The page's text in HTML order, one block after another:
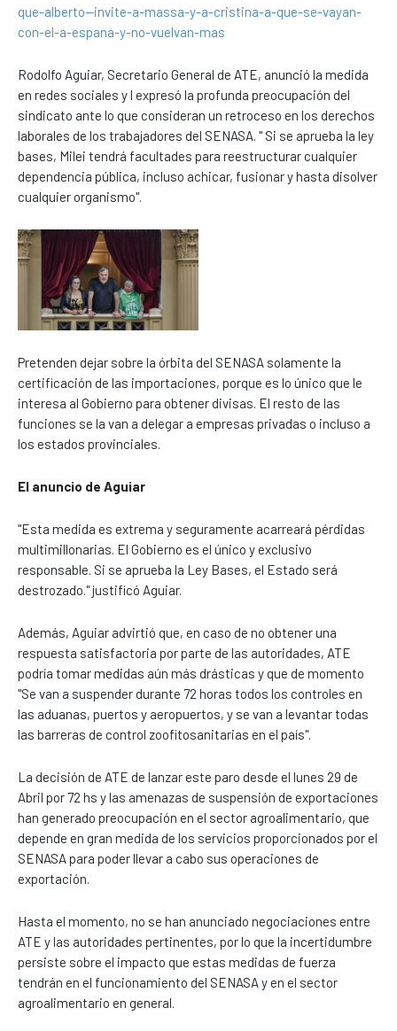
que-alberto--invite-a-massa-y-a-cristina-a-que-se-vayan-
con-el-a-espana-y-no-vuelvan-mas
Rodolfo Aguiar, Secretario General de ATE, anunció la medida
en redes sociales y l expresó la profunda preocupación del
sindicato ante lo que consideran un retroceso en los derechos
laborales de los trabajadores del SENASA. " Si se aprueba la ley
bases, Milei tendrá facultades para reestructurar cualquier
dependencia pública, incluso achicar, fusionar y hasta disolver
cualquier organismo".
Pretenden dejar sobre la órbita del SENASA solamente la
certificación de las importaciones, porque es lo único que le
interesa al Gobierno para obtener divisas. El resto de las
funciones se la van a delegar a empresas privadas o incluso a
los estados provinciales.
El anuncio de Aguiar
"Esta medida es extrema y seguramente acarreará pérdidas
multimillonarias. El Gobierno es el único y exclusivo
responsable. Si se aprueba la Ley Bases, el Estado será
destrozado." justificó Aguiar.
Además, Aguiar advirtió que, en caso de no obtener una
respuesta satisfactoria por parte de las autoridades, ATE
podría tomar medidas aún más drásticas y que de momento
"Se van a suspender durante 72 horas todos los controles en
las aduanas, puertos y aeropuertos, y se van a levantar todas
las barreras de control zoofitosanitarias en el país".
La decisión de ATE de lanzar este paro desde el lunes 29 de
Abril por 72 hs y las amenazas de suspensión de exportaciones
han generado preocupación en el sector agroalimentario, que
depende en gran medida de los servicios proporcionados por el
SENASA para poder llevar a cabo sus operaciones de
exportación.
Hasta el momento, no se han anunciado negociaciones entre
ATE y las autoridades pertinentes, por lo que la incertidumbre
persiste sobre el impacto que estas medidas de fuerza
tendrán en el funcionamiento del SENASA y en el sector
agroalimentario en general.